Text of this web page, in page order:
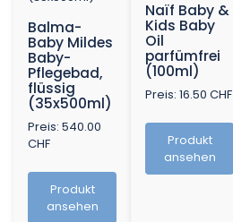
Balma-
Baby Mildes
Baby-
Pflegebad,
flüssig
(35x500ml)
Preis: 540.00
CHF
Produkt
ansehen
Naïf Baby &
Kids Baby
Oil
parfümfrei
(100ml)
Preis: 16.50 CHF
Produkt
ansehen